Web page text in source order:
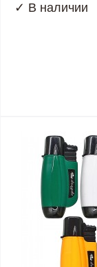
✓ В наличии